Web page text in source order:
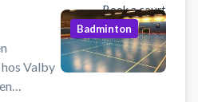
Book a court
Valby
Badminton